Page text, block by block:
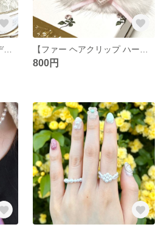
【ファー ヘアクリップ テディベア リボン🧸】
800円